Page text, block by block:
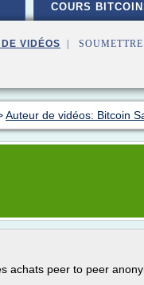
COURS
VIDÉOS |
Auteur de vidéos: Bitcoin
achats peer to peer